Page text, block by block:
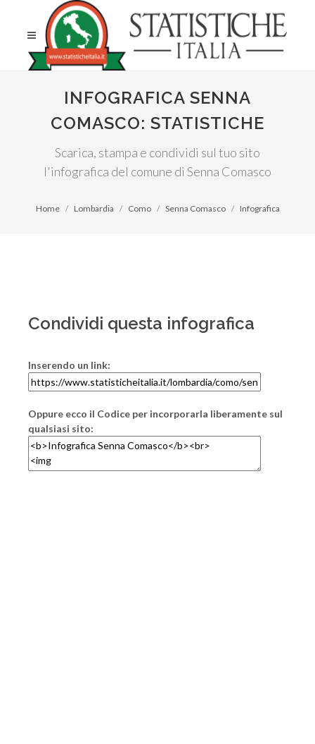
INFOGRAFICA SENNA
COMASCO: STATISTICHE
Scarica, stampa e condividi sul tuo sito
l'infografica del comune di Senna Comasco
Home Lombardia Como Senna Comasco Infografica
Condividi questa infografica
Inserendo un link:
Oppure ecco il Codice per incorporarla liberamente sul
qualsiasi sito: